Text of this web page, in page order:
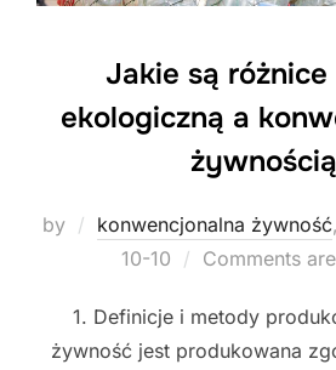
Jakie są
ekologiczną a
by konwencjonalna żywność,
10-10
Comments
1. Definicje i metody
żywność jest produkowana